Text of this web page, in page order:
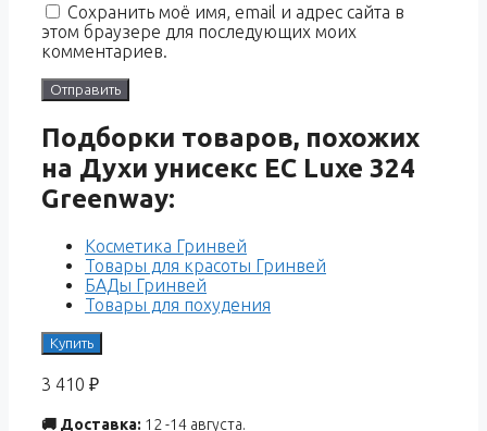
Сохранить моё имя, email и адрес сайта в
этом браузере для последующих моих
комментариев.
Подборки товаров, похожих
на Духи унисекс EC Luxe 324
Greenway:
Косметика Гринвей
Товары для красоты Гринвей
БАДы Гринвей
Товары для похудения
Купить
3 410 ₽
🚚 Доставка: 12 -14 августа.